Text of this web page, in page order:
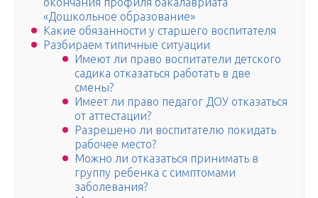
«Дошкольное образование»
Какие обязанности у старшего воспитателя
Разбираем типичные ситуации
Имеют ли право воспитатели детского
садика отказаться работать в две
смены?
Имеет ли право педагог ДОУ отказаться
от аттестации?
Разрешено ли воспитателю покидать
рабочее место?
Можно ли отказаться принимать в
группу ребенка с симптомами
заболевания?